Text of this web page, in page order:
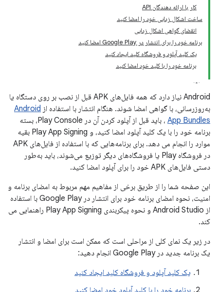
کار با ارائه دهندگان API
ساخت اشکال زدایی خود را امضا کنید
انقضای گواهی اشکال زدایی
برنامه خود را برای انتشار در Google Play امضا کنید
یک کلید آپلود و فروشگاه کلید ایجاد کنید
برنامه خود را با کلید خود امضا کنید
Android نیاز دارد که همه فایل‌های APK قبل از نصب بر روی دستگاه یا
به‌روزرسانی، با گواهی امضا شوند. هنگام انتشار با استفاده از Android
App Bundles
، باید قبل از آپلود کردن آن در Play Console، بسته
برنامه خود را با یک کلید آپلود امضا کنید، و Play App Signing بقیه
موارد را انجام می دهد. برای برنامه‌هایی که با استفاده از فایل‌های APK
در فروشگاه Play یا فروشگاه‌های دیگر توزیع می‌شوند، باید به‌طور
دستی فایل‌های APK خود را برای آپلود امضا کنید.
این صفحه شما را از طریق برخی از مفاهیم مهم مربوط به امضای برنامه و
امنیت، نحوه امضای برنامه خود برای انتشار در Google Play با استفاده
از Android Studio و نحوه پیکربندی Play App Signing راهنمایی می
کند.
در زیر یک نمای کلی از مراحلی است که ممکن است برای امضا و انتشار
یک برنامه جدید در Google Play انجام دهید:
یک کلید آپلود و فروشگاه کلید ایجاد کنید
برنامه خود را با کلید آپلود خود امضا کنید